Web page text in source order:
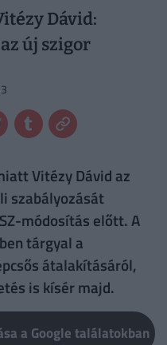
Dávid:
új szigor
Vitézy Dávid az
szabályozását
módosítás előtt. A
tárgyal a
átalakításáról,
is kísér majd.
a Google találatokban